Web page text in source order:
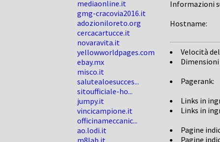
mediaonline.it
gmg-cracovia2016.it
adozioniloreto.org
cercacartucce.it
novaravita.it
yellowworldpages.com
ebay.mx
misco.it
salutealoesucces...
sitoufficiale-ho...
jumpy.it
vincicampione.it
officinameccanic...
ao.lodi.it
m8lab.it
Informazioni
Hostname:
Velocità
Pagerank:
Links in
Links in
Pagine
Pagine